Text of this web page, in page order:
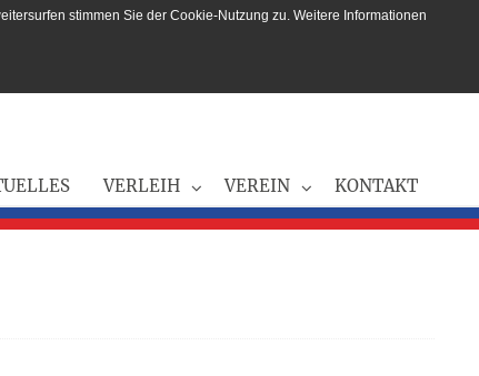
VERLEIH VEREIN KONTAKT
stimmen Sie der Cookie-Nutzung zu. Weitere Informationen